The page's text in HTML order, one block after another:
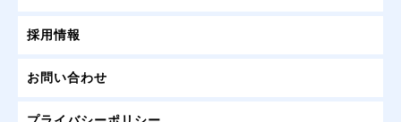
採用情報
お問い合わせ